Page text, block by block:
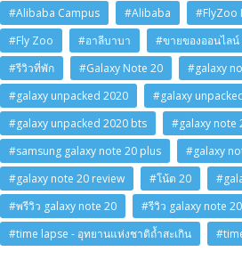
#Alibaba Campus
#Alibaba #FlyZoo
#Fly Zoo
#อาลีบาบา #ขายของออนไลน์
#รีวิวที่พัก
#Galaxy Note 20
#galaxy
#galaxy unpacked 2020
#galaxy
#galaxy unpacked 2020 bts
#galaxy note
#samsung galaxy note 20 plus
#galaxy
#galaxy note 20 review
#โน้ต 20
#พรีวิว galaxy note 20
#รีวิว galaxy note 20
#time lapse - อุทยานแห่งชาติถ้ำสะเกิน